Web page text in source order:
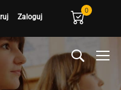
Zaloguj
0